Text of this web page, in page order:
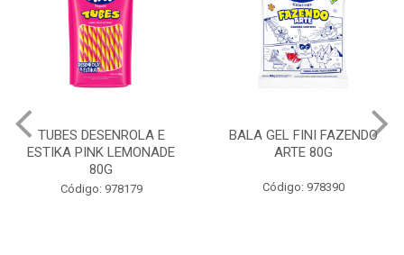
BALA GEL FINI FAZENDO
ARTE 80G
Código: 978390
GIOVANA BABY MEN
DESODORANTE ROLL ON
Código: 978429